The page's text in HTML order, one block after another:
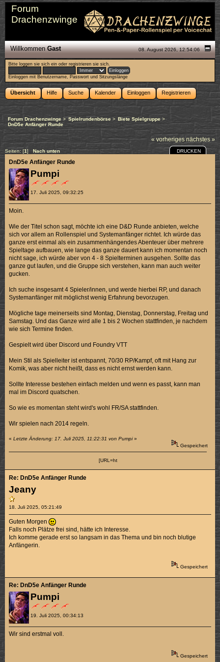
Forum
Drachenzwinge
08. August 2026, 12:54:06
WillkommenGast
Bitte loggen sie sich ein oderregistrieren sie sich.
Einloggen mit Benutzername, Passwort und Sitzungslänge
Übersicht Hilfe Suche Kalender Einloggen Registrieren
Forum Drachenzwinge > Spielrundenbörse> Biete Spielgruppe>
DnD5e Anfänger Runde
« vorheriges nächstes »
Seiten: [1] Nach unten DRUCKEN
Pumpi
17. Juli 2025, 09:32:25
DnD5e Anfänger Runde
Moin.
Wie der Titel schon sagt, möchte ich eine D&D Runde anbieten, welche
sich vor allem an Rollenspiel und Systemanfänger richtet. Ich würde das
ganze erst einmal als ein zusammenhängendes Abenteuer über mehrere
Spieltage aufbauen, wie lange das ganze dauert kann ich momentan noch
nicht sage, ich würde aber von 4 - 8 Spielterminen ausgehen. Sollte das
ganze gut laufen, und die Gruppe sich verstehen, kann man auch weiter
gucken.
Ich suche insgesamt 4 Spieler/innen, und werde hierbei RP, und danach
Systemanfänger mit möglichst wenig Erfahrung bevorzugen.
Mögliche tage meinerseits sind Montag, Dienstag, Donnerstag, Freitag und
Samstag. Und das Ganze wird alle 1 bis 2 Wochen stattfinden, je nachdem
wie sich Termine finden.
Gespielt wird über Discord und Foundry VTT
Mein Stil als Spielleiter ist entspannt, 70/30 RP/Kampf, oft mit Hang zur
Komik, was aber nicht heißt, dass es nicht ernst werden kann.
Sollte Interesse bestehen einfach melden und wenn es passt, kann man
mal im Discord quatschen.
So wie es momentan steht wird's wohl FR/SA stattfinden.
Wir spielen nach 2014 regeln.
«Letzte Änderung: 17. Juli 2025, 11:22:31 von Pumpi»
Gespeichert
[URL=ht
Jeany
18. Juli 2025, 05:21:49
Re: DnD5e Anfänger Runde
Guten Morgen
Falls noch Plätze frei sind, hätte ich Interesse.
Ich komme gerade erst so langsam in das Thema und bin noch blutige
Anfängerin.
Gespeichert
Pumpi
19. Juli 2025, 00:34:13
Re: DnD5e Anfänger Runde
Wir sind erstmal voll.
Gespeichert